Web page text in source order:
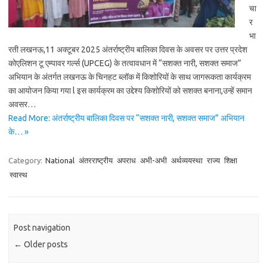
चा
र
भा
रती लखनऊ,11 अक्टूबर 2025 अंतर्राष्ट्रीय बालिका दिवस के अवसर पर उत्तर प्रदेश
कोएलिशन टू एम्पावर गर्ल्स (UPCEG) के तत्वावधान में “सशक्त नारी, सशक्त समाज”
अभियान के अंतर्गत लखनऊ के चिनहट ब्लॉक में किशोरियों के साथ जागरूकता कार्यक्रम
का आयोजन किया गया l इस कार्यक्रम का उद्देश्य किशोरियों को सशक्त बनाना,उन्हें समान
अवसर…
Read More: अंतर्राष्ट्रीय बालिका दिवस पर “सशक्त नारी, सशक्त समाज” अभियान
के… »
Category: National अंतरराष्ट्रीय अपराध अभी-अभी अर्थव्ययस्था राज्य शिक्षा
स्वास्थ
Post navigation
← Older posts